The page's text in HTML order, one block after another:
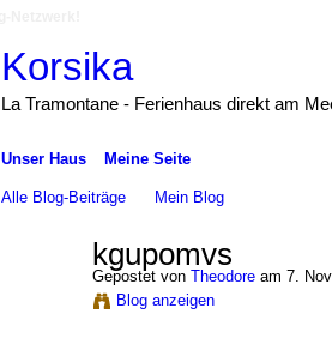
Korsika
La Tramontane - Ferienhaus direkt am
Unser Haus Meine Seite
Alle Blog-Beiträge Mein Blog
kgupomvs
Gepostet von Theodoream 7.
Blog anzeigen